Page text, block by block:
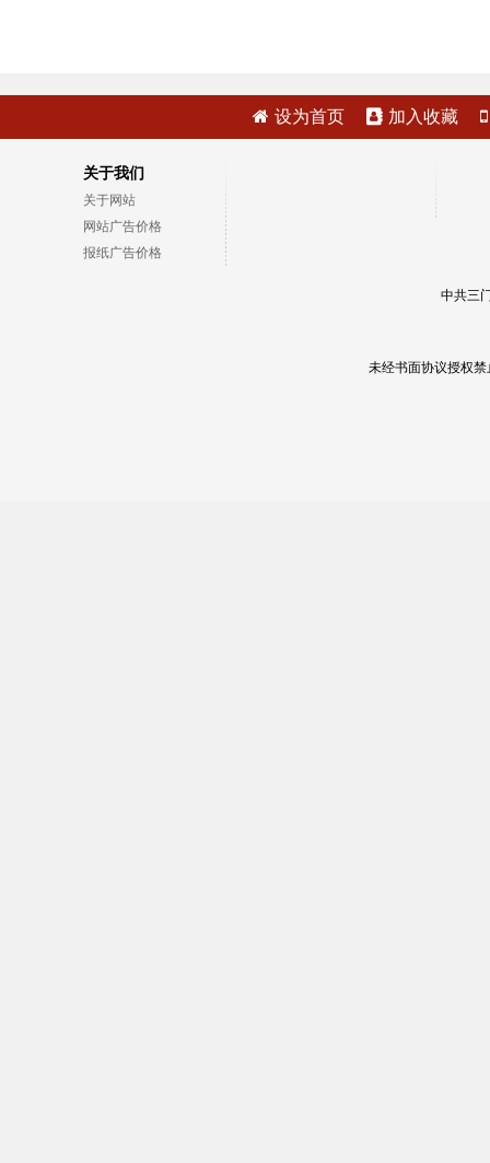
设为首页 加入收藏
关于我们
关于网站
网站广告价格
报纸广告价格
中共三
未经书面协议授权